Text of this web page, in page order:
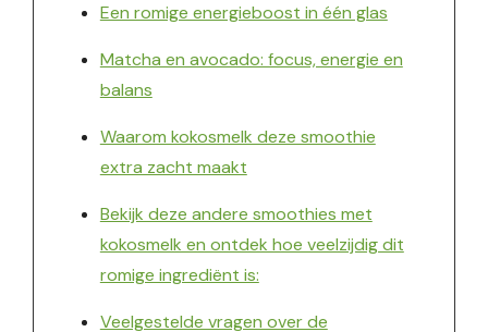
Een romige energieboost in één glas
Matcha en avocado: focus, energie en
balans
Waarom kokosmelk deze smoothie
extra zacht maakt
Bekijk deze andere smoothies met
kokosmelk en ontdek hoe veelzijdig dit
romige ingrediënt is:
Veelgestelde vragen over de